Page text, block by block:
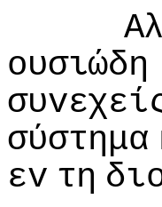
oυσιώδη
σύστημα
εv τη